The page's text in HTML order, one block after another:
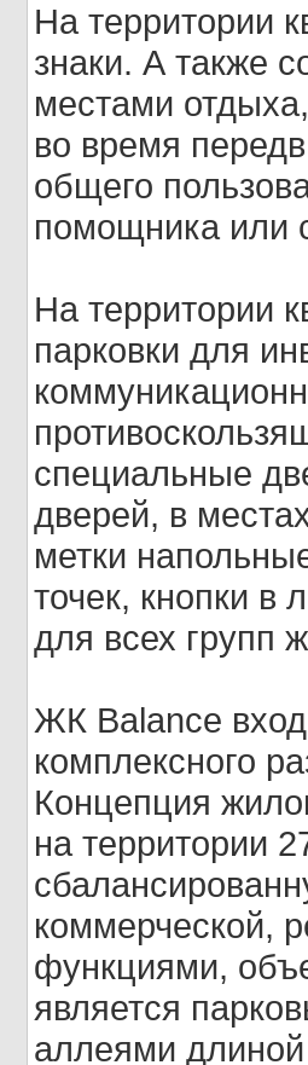
На территории
знаки. А также
местами
во время
общего
помощника или
На территории
парковки для
специальные
дверей, в
метки
точек, кнопки в
для всех групп
ЖК Balance
комплексного
Концепция
на территории
коммерческой,
функциями,
является
аллеями